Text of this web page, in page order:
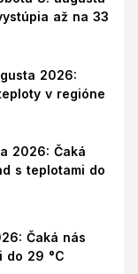
až na 33
2026:
v regióne
2026: Čaká
s teplotami do
Čaká nás
do 29 °C